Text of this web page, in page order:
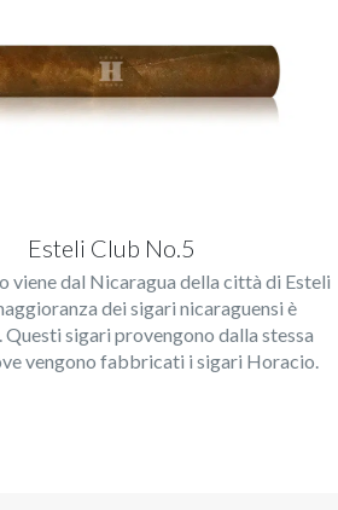
Esteli Club No.5
viene dal Nicaragua della città di Esteli
dei sigari nicaraguensi è
sigari provengono dalla stessa
vengono fabbricati i sigari Horacio.